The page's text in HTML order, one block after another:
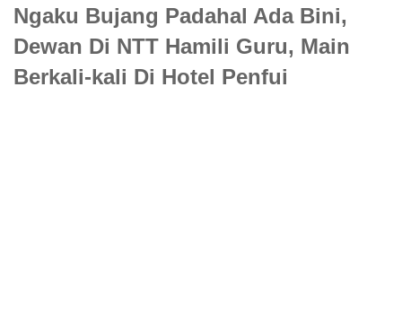
Ngaku Bujang Padahal Ada Bini,
Dewan Di NTT Hamili Guru, Main
Berkali-kali Di Hotel Penfui